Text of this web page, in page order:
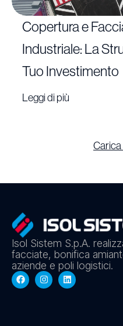
Copertura e
Industriale: La
Tuo Investimento
Leggi di più
Carica
Isol Sistem S.p.A.
facciate, bonifica
aziende e poli logistici.